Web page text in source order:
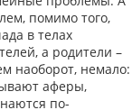
помимо того,
в телах
а родители –
наоборот, немало:
аферы,
по-